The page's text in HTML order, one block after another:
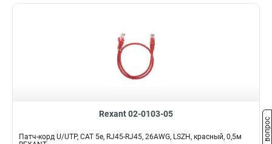
Rexant 02-0103-05
Патч-корд U/UTP, CAT 5e, RJ45-RJ45, 26AWG, LSZH, красный, 0,5м